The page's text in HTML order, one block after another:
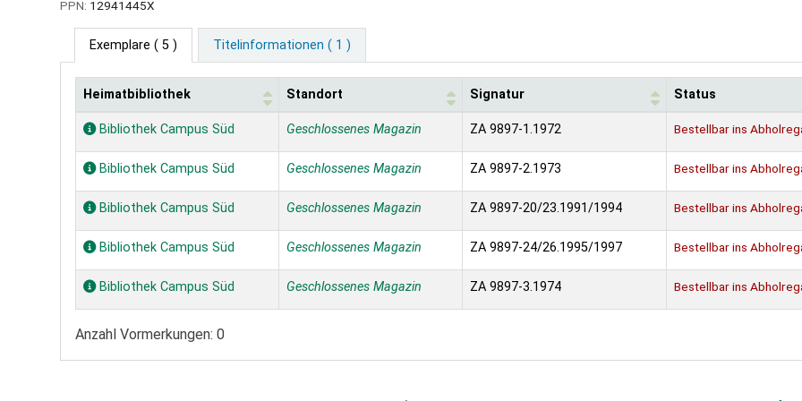
PPN: 12941445X
Exemplare ( 5 ) Titelinformationen ( 1 )
Exemplare
Heimatbibliothek Standort Signatur Status
Bibliothek Campus Süd Geschlossenes Magazin ZA 9897-1.1972 Bestellbar ins
Bibliothek Campus Süd Geschlossenes Magazin ZA 9897-2.1973 Bestellbar ins
Bibliothek Campus Süd Geschlossenes Magazin ZA 9897-20/23.1991/1994 Bestellbar ins
Bibliothek Campus Süd Geschlossenes Magazin ZA 9897-24/26.1995/1997 Bestellbar ins
Bibliothek Campus Süd Geschlossenes Magazin ZA 9897-3.1974 Bestellbar ins
Anzahl Vormerkungen: 0